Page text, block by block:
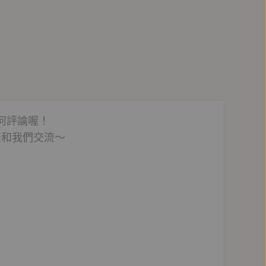
評論喔！
我們交流～